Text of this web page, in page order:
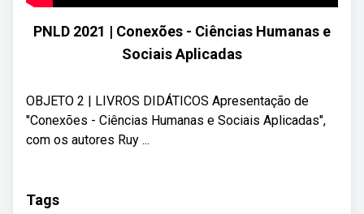
PNLD 2021 | Conexões - Ciências Humanas e
Sociais Aplicadas
OBJETO 2 | LIVROS DIDÁTICOS Apresentação de
"Conexões - Ciências Humanas e Sociais Aplicadas",
com os autores Ruy ...
Tags